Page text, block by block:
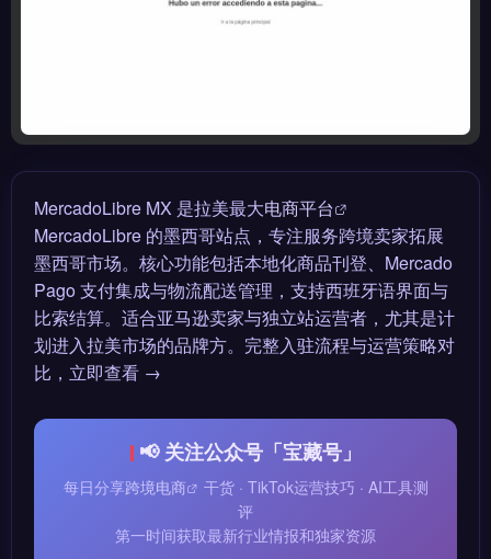
MercadoLibre MX 是拉美最大电商平台
MercadoLibre 的墨西哥站点，专注服务跨境卖家拓展
墨西哥市场。核心功能包括本地化商品刊登、Mercado
Pago 支付集成与物流配送管理，支持西班牙语界面与
比索结算。适合亚马逊卖家与独立站运营者，尤其是计
划进入拉美市场的品牌方。完整入驻流程与运营策略对
比，立即查看 →
📢 关注公众号「宝藏号」
每日分享跨境电商
干货 · TikTok运营技巧 · AI工具测
评
第一时间获取最新行业情报和独家资源